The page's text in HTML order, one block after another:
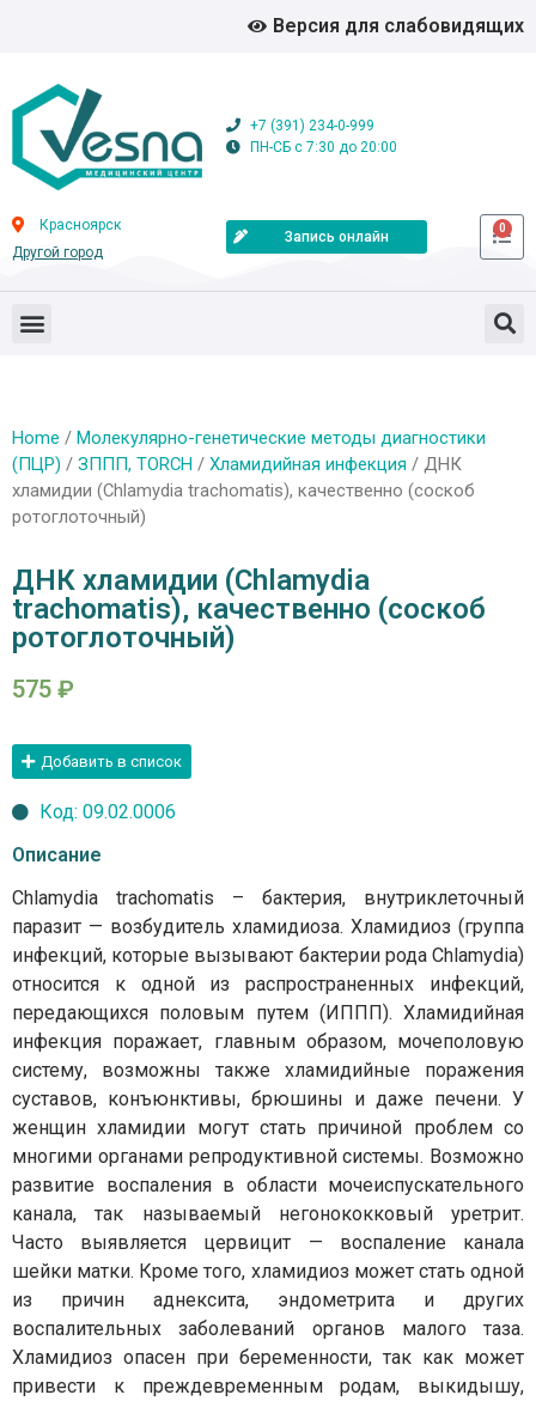
Версия для слабовидящих
+7 (391) 234-0-999
ПН-СБ с 7:30 до 20:00
Красноярск
Другой город
Запись онлайн
0
Home / Молекулярно-генетические методы диагностики
(ПЦР) / ЗППП, TORCH / Хламидийная инфекция / ДНК
хламидии (Chlamydia trachomatis), качественно (соскоб
ротоглоточный)
ДНК хламидии (Chlamydia
trachomatis), качественно (соскоб
ротоглоточный)
575 ₽
Добавить в список
Код: 09.02.0006
Описание
Chlamydia trachomatis – бактерия, внутриклеточный
паразит — возбудитель хламидиоза. Хламидиоз (группа
инфекций, которые вызывают бактерии рода Chlamydia)
относится к одной из распространенных инфекций,
передающихся половым путем (ИППП). Хламидийная
инфекция поражает, главным образом, мочеполовую
систему, возможны также хламидийные поражения
суставов, конъюнктивы, брюшины и даже печени. У
женщин хламидии могут стать причиной проблем со
многими органами репродуктивной системы. Возможно
развитие воспаления в области мочеиспускательного
канала, так называемый негонококковый уретрит.
Часто выявляется цервицит — воспаление канала
шейки матки. Кроме того, хламидиоз может стать одной
из причин аднексита, эндометрита и других
воспалительных заболеваний органов малого таза.
Хламидиоз опасен при беременности, так как может
привести к преждевременным родам, выкидышу,